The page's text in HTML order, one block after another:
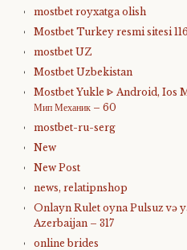
mostbet royxatga olish
Mostbet Turkey resmi sitesi 116
mostbet UZ
Mostbet Uzbekistan
Mostbet Yukle ᐈ Android, Ios
Мип Механик – 60
mostbet-ru-serg
New
New Post
news, relatipnshop
Onlayn Rulet oyna Pulsuz və
Azerbaijan – 317
online brides